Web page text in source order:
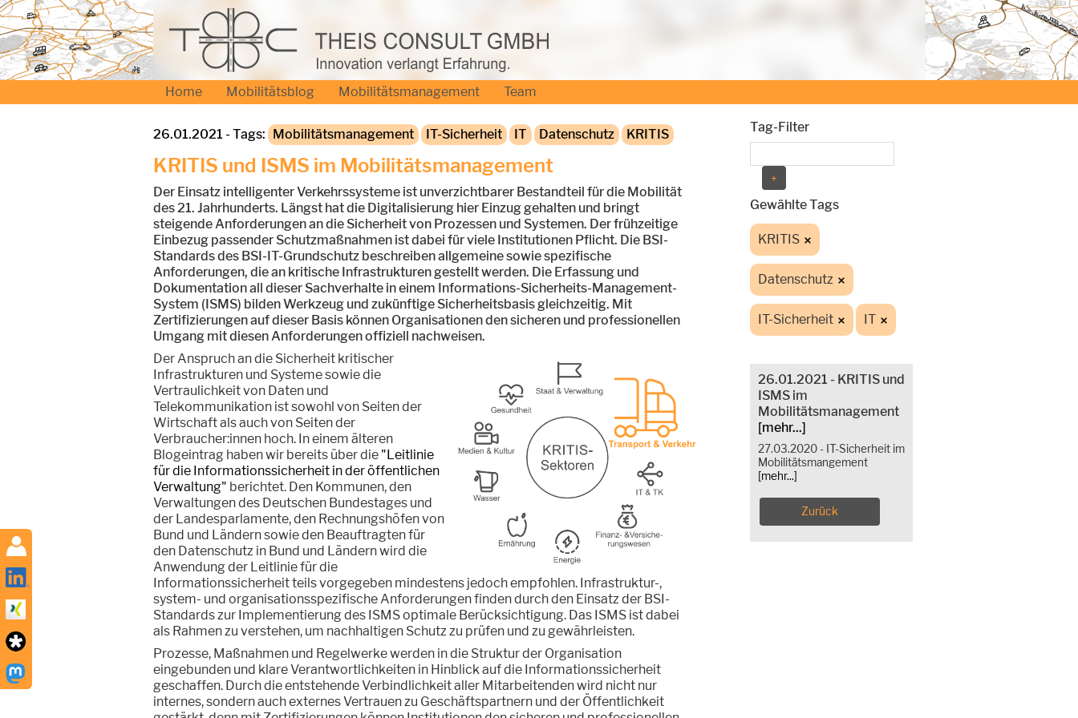
Home Mobilitätsblog Mobilitätsmanagement Team
26.01.2021 - Tags: Mobilitätsmanagement IT-Sicherheit IT Datenschutz KRITIS
KRITIS und ISMS im Mobilitätsmanagement
Der Einsatz intelligenter Verkehrssysteme ist unverzichtbarer Bestandteil für die Mobilität
des 21. Jahrhunderts. Längst hat die Digitalisierung hier Einzug gehalten und bringt
steigende Anforderungen an die Sicherheit von Prozessen und Systemen. Der frühzeitige
Einbezug passender Schutzmaßnahmen ist dabei für viele Institutionen Pflicht. Die BSI-
Standards des BSI-IT-Grundschutz beschreiben allgemeine sowie spezifische
Anforderungen, die an kritische Infrastrukturen gestellt werden. Die Erfassung und
Dokumentation all dieser Sachverhalte in einem Informations-Sicherheits-Management-
System (ISMS) bilden Werkzeug und zukünftige Sicherheitsbasis gleichzeitig. Mit
Zertifizierungen auf dieser Basis können Organisationen den sicheren und professionellen
Umgang mit diesen Anforderungen offiziell nachweisen.
Der Anspruch an die Sicherheit kritischer
Infrastrukturen und Systeme sowie die
Vertraulichkeit von Daten und
Telekommunikation ist sowohl von Seiten der
Wirtschaft als auch von Seiten der
Verbraucher:innen hoch. In einem älteren
Blogeintrag haben wir bereits über die "Leitlinie
für die Informationssicherheit in der öffentlichen
Verwaltung" berichtet. Den Kommunen, den
Verwaltungen des Deutschen Bundestages und
der Landesparlamente, den Rechnungshöfen von
Bund und Ländern sowie den Beauftragten für
den Datenschutz in Bund und Ländern wird die
Anwendung der Leitlinie für die
Informationssicherheit teils vorgegeben mindestens jedoch empfohlen. Infrastruktur-,
system- und organisationsspezifische Anforderungen finden durch den Einsatz der BSI-
Standards zur Implementierung des ISMS optimale Berücksichtigung. Das ISMS ist dabei
als Rahmen zu verstehen, um nachhaltigen Schutz zu prüfen und zu gewährleisten.
Prozesse, Maßnahmen und Regelwerke werden in die Struktur der Organisation
eingebunden und klare Verantwortlichkeiten in Hinblick auf die Informationssicherheit
geschaffen. Durch die entstehende Verbindlichkeit aller Mitarbeitenden wird nicht nur
internes, sondern auch externes Vertrauen zu Geschäftspartnern und der Öffentlichkeit
Tag-Filter
Gewählte Tags
KRITIS
Datenschutz
IT-Sicherheit IT
26.01.2021 - KRITIS und
ISMS im
Mobilitätsmanagement
[mehr...]
27.03.2020 - IT-Sicherheit im
Mobilitätsmangement
[mehr...]
Zurück